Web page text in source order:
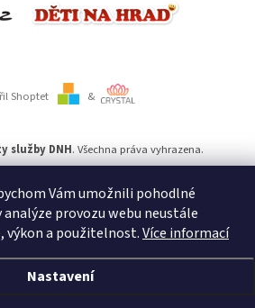
Vám umožnili pohodlné
provozu webu neustále
výkon a použitelnost.Více informací
Nastavení
Shoptet &
služby DNH. Všechna práva vyhrazena.
Adulto